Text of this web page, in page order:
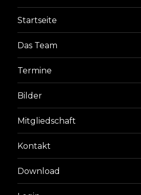
Startseite
Das Team
Termine
Bilder
Mitgliedschaft
Kontakt
Download